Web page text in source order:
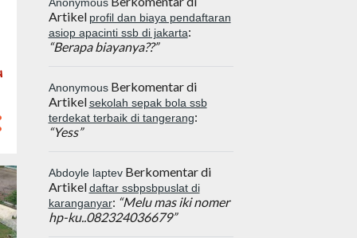
Artikel profil dan biaya pendaftaran
asiop apacinti ssb di jakarta:
“Berapa biayanya??”
AnonymousBerkomentar di
Artikelsekolah sepak bola ssb
terdekat terbaik di tangerang:
“Yess”
Abdoyle laptevBerkomentar di
Artikeldaftar ssbpsbpuslat di
karanganyar: “Melu mas iki nomer
hp-ku..082324036679”